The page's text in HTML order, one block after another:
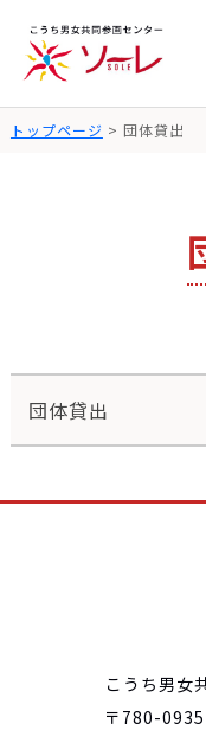
トップページ > 団体貸出
団体貸出
こうち男女
〒780-